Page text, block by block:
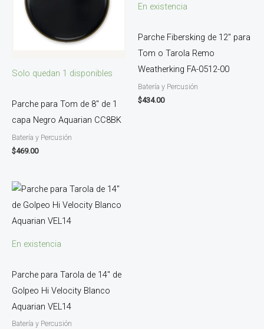
Solo quedan 1 disponibles
Parche para Tom de 8″ de 1
capa Negro Aquarian CC8BK
Batería y Percusión
$469.00
En existencia
Parche Fibersking de 12″ para
Tom o Tarola Remo
Weatherking FA-0512-00
Batería y Percusión
$434.00
En existencia
Parche para Tarola de 14″ de
Golpeo Hi Velocity Blanco
Aquarian VEL14
Batería y Percusión